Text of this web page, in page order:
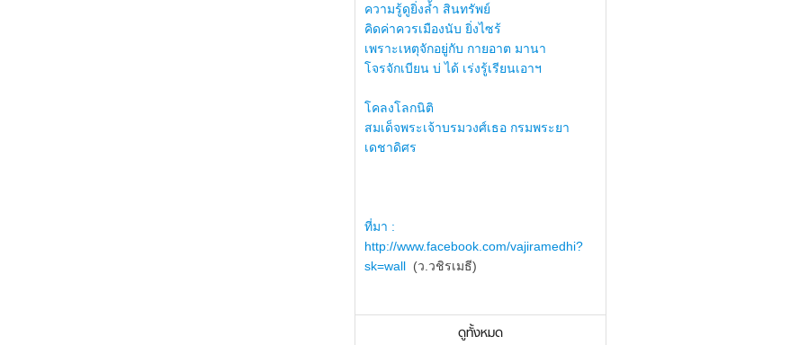
ความรู้ดูยิ่งล้ำ สินทรัพย์
คิดค่าควรเมืองนับ ยิ่งไซร้
เพราะเหตุจักอยู่กับ กายอาต มานา
โจรจักเบียน บ่ ได้ เร่งรู้เรียนเอาฯ
โคลงโลกนิติ
สมเด็จพระเจ้าบรมวงศ์เธอ กรมพระยา
เดชาดิศร
ที่มา :
http://www.facebook.com/vajiramedhi?
sk=wall(ว.วชิรเมธี)
ดูทั้งหมด